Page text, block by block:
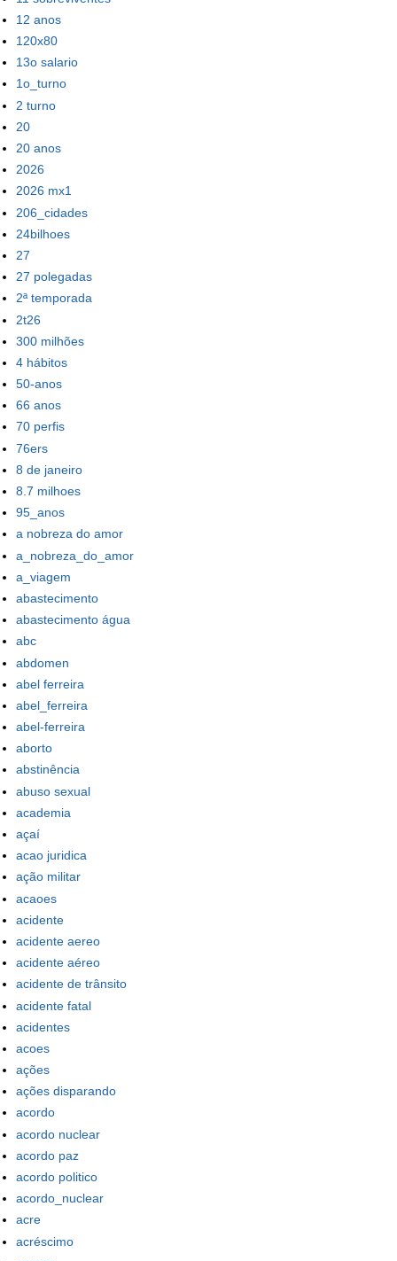
12 anos
120x80
13o salario
1o_turno
2 turno
20
20 anos
2026
2026 mx1
206_cidades
24bilhoes
27
27 polegadas
2ª temporada
2t26
300 milhões
4 hábitos
50-anos
66 anos
70 perfis
76ers
8 de janeiro
8.7 milhoes
95_anos
a nobreza do amor
a_nobreza_do_amor
a_viagem
abastecimento
abastecimento água
abc
abdomen
abel ferreira
abel_ferreira
abel-ferreira
aborto
abstinência
abuso sexual
academia
açaí
acao juridica
ação militar
acaoes
acidente
acidente aereo
acidente aéreo
acidente de trânsito
acidente fatal
acidentes
acoes
ações
ações disparando
acordo
acordo nuclear
acordo paz
acordo politico
acordo_nuclear
acre
acréscimo